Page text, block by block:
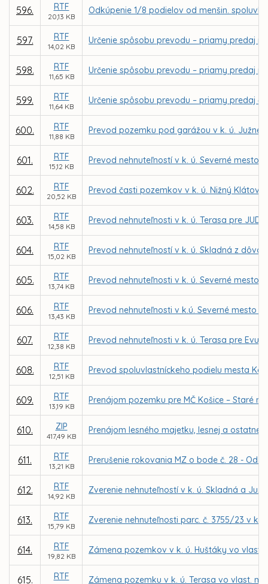
596. RTF
20,13 KB
Odkúpenie 1/8 podielov od menšin.
597. RTF
14,02 KB
Určenie spôsobu prevodu – priamy predaj
598. RTF
11,65 KB
Určenie spôsobu prevodu – priamy predaj
599. RTF
11,64 KB
Určenie spôsobu prevodu – priamy predaj
600. RTF
11,88 KB
Prevod pozemku pod garážou v k. ú. Južné
601. RTF
15,12 KB
Prevod nehnuteľností v k. ú. Severné mesto
602. RTF
20,52 KB
Prevod časti pozemkov v k. ú. Nižný Klátov
603. RTF
14,58 KB
Prevod nehnuteľnosti v k. ú. Terasa pre
604. RTF
15,02 KB
Prevod nehnuteľností v k. ú. Skladná z
605. RTF
13,74 KB
Prevod nehnuteľnosti v k. ú. Severné mesto
606. RTF
13,43 KB
Prevod nehnuteľnosti v k.ú. Severné mesto
607. RTF
12,38 KB
Prevod nehnuteľnosti v k. ú. Terasa pre Evu
608. RTF
12,51 KB
Prevod spoluvlastníckeho podielu mesta
609. RTF
13,19 KB
Prenájom pozemku pre MČ Košice – Staré
610. ZIP
417,49 KB
Prenájom lesného majetku, lesnej a
611. RTF
13,21 KB
Prerušenie rokovania MZ o bode č. 28 -
612. RTF
14,92 KB
Zverenie nehnuteľností v k. ú. Skladná a
613. RTF
15,79 KB
Zverenie nehnuteľnosti parc. č. 3755/23 v k.
614. RTF
19,82 KB
Zámena pozemkov v k. ú. Huštáky vo
615. RTF Zámena pozemku v k. ú. Terasa vo vlast.